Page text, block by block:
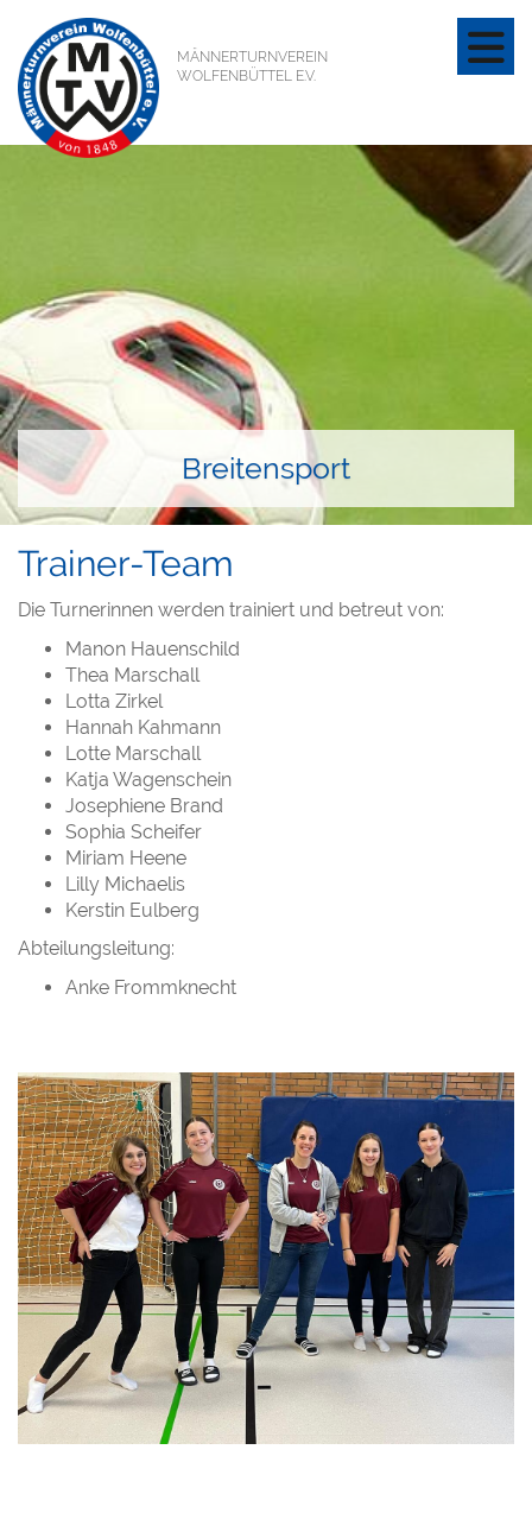
MÄNNERTURNVEREIN
WOLFENBÜTTEL E.V.
Breitensport
Trainer-Team
Die Turnerinnen werden trainiert und betreut von:
Manon Hauenschild
Thea Marschall
Lotta Zirkel
Hannah Kahmann
Lotte Marschall
Katja Wagenschein
Josephiene Brand
Sophia Scheifer
Miriam Heene
Lilly Michaelis
Kerstin Eulberg
Abteilungsleitung:
Anke Frommknecht